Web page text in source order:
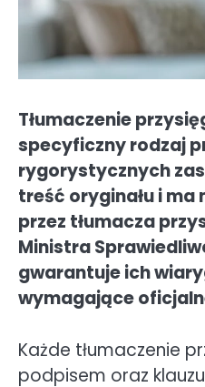
Tłumaczenie
specyficzny rodzaj
rygorystycznych
treść oryginału i
przez tłumacza
Ministra
gwarantuje ich
wymagające
Każde tłumaczenie
podpisem oraz